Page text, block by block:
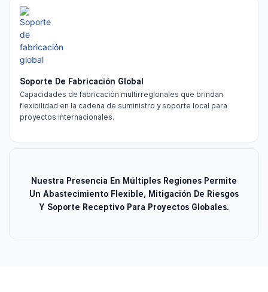
Soporte De Fabricación Global
Capacidades de fabricación multirregionales que brindan
flexibilidad en la cadena de suministro y soporte local para
proyectos internacionales.
Nuestra Presencia En Múltiples Regiones Permite
Un Abastecimiento Flexible, Mitigación De Riesgos
Y Soporte Receptivo Para Proyectos Globales.